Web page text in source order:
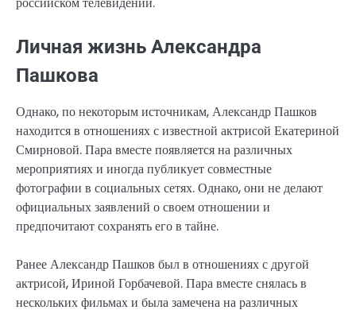
Личная жизнь Александра
Пашкова
Однако, по некоторым источникам, Александр Пашков
находится в отношениях с известной актрисой Екатериной
Смирновой. Пара вместе появляется на различных
мероприятиях и иногда публикует совместные
фотографии в социальных сетях. Однако, они не делают
официальных заявлений о своем отношении и
предпочитают сохранять его в тайне.
Ранее Александр Пашков был в отношениях с другой
актрисой, Ириной Горбачевой. Пара вместе снялась в
нескольких фильмах и была замечена на различных